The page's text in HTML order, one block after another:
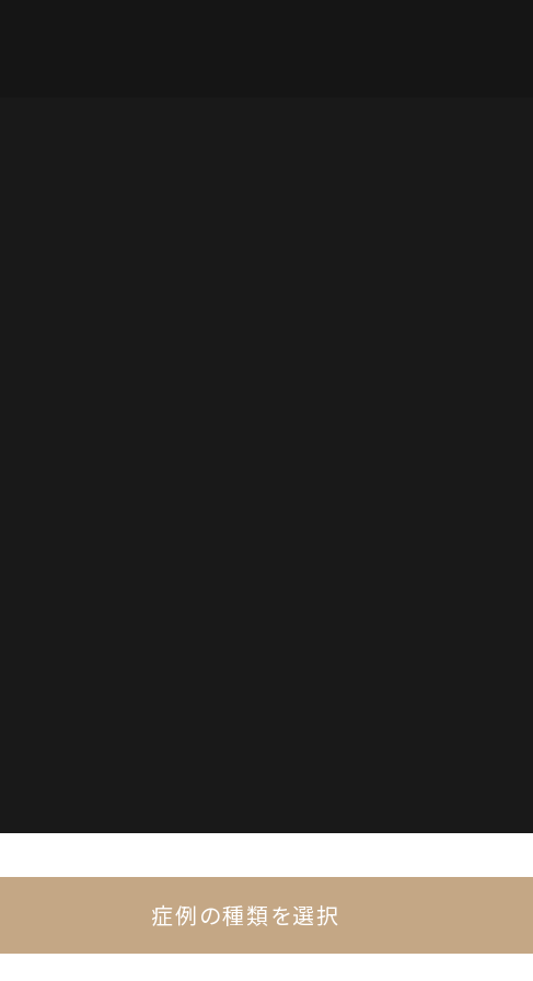
症例の種類を選択